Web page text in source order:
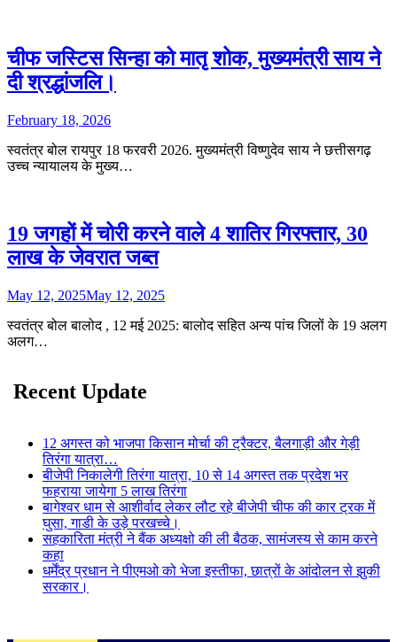
चीफ जस्टिस सिन्हा को मातृ शोक, मुख्यमंत्री साय ने
दी श्रद्धांजलि।
February 18, 2026
स्वतंत्र बोल रायपुर 18 फरवरी 2026. मुख्यमंत्री विष्णुदेव साय ने छत्तीसगढ़
उच्च न्यायालय के मुख्य…
19 जगहों में चोरी करने वाले 4 शातिर गिरफ्तार, 30
लाख के जेवरात जब्त
May 12, 2025May 12, 2025
स्वतंत्र बोल बालोद , 12 मई 2025: बालोद सहित अन्य पांच जिलों के 19 अलग
अलग…
Recent Update
12 अगस्त को भाजपा किसान मोर्चा की ट्रैक्टर, बैलगाड़ी और गेड़ी
तिरंगा यात्रा…
बीजेपी निकालेगी तिरंगा यात्रा, 10 से 14 अगस्त तक प्रदेश भर
फहराया जायेगा 5 लाख तिरंगा
बागेश्वर धाम से आशीर्वाद लेकर लौट रहे बीजेपी चीफ की कार ट्रक में
घुसा, गाडी के उड़े परखच्चे।
सहकारिता मंत्री ने बैंक अध्यक्षो की ली बैठक, सामंजस्य से काम करने
कहा
धर्मेंद्र प्रधान ने पीएमओ को भेजा इस्तीफा, छात्रों के आंदोलन से झुकी
सरकार।